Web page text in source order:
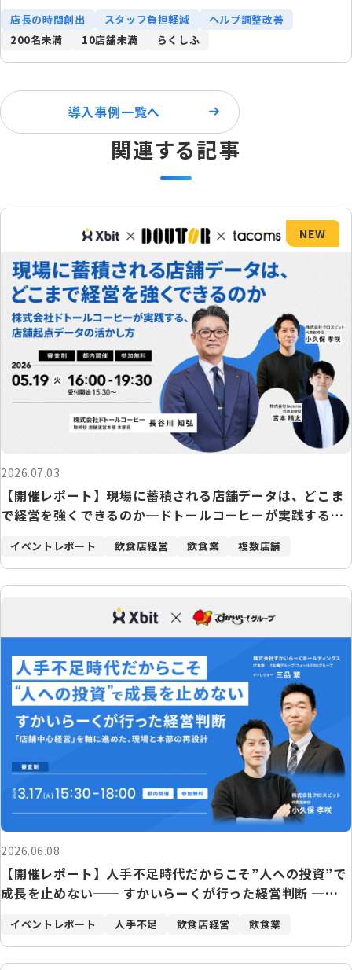
店長の時間創出 スタッフ負担軽減
ヘルプ調整改善
200名未満
10店舗未満 らくしふ
導入事例一覧へ
関連する記事
NEW
2026.07.03
【開催レポート】現場に蓄積される店舗データは、どこま
で経営を強くできるのか─ドトールコーヒーが実践する、
イベントレポート 飲食店経営 飲食業 複数店舗
2026.06.08
【開催レポート】人手不足時代だからこそ”人への投資”で
成長を止めない── すかいらーくが行った経営判断 ──
イベントレポート 人手不足 飲食店経営 飲食業